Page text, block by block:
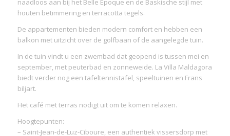
naadloos aan bij het Belle Epoque en de Baskische stijl met
houten betimmering en terracotta tegels.
De appartementen bieden modern comfort en hebben een
balkon met uitzicht over de golfbaan of de aangelegde tuin.
In de tuin vindt u een zwembad dat geopend is tussen mei en
september, met peuterbad en zonneweide. La Villa Maldagora
biedt verder nog een tafeltennistafel, speeltuinen en Frans
biljart.
Het café met terras nodigt uit om te komen relaxen.
Hoogtepunten:
– Saint-Jean-de-Luz-Ciboure, een authentiek vissersdorp met